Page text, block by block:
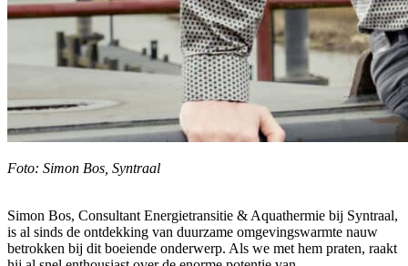
Foto: Simon Bos, Syntraal
Simon Bos, Consultant Energietransitie & Aquathermie bij Syntraal,
is al sinds de ontdekking van duurzame omgevingswarmte nauw
betrokken bij dit boeiende onderwerp. Als we met hem praten, raakt